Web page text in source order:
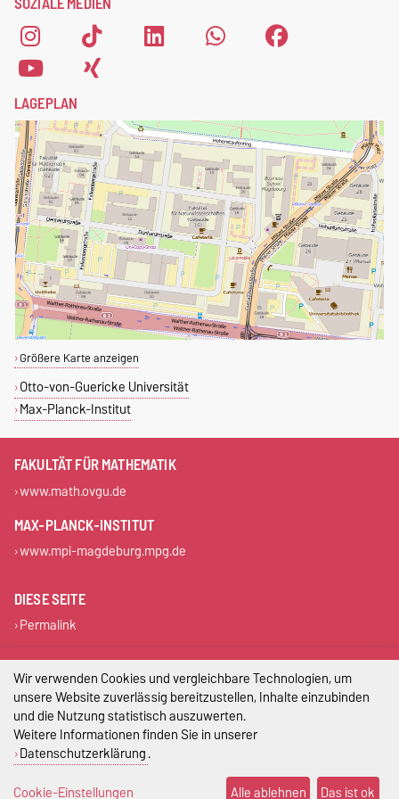
Magdeburg zu registrieren,
fülle einfach das
Anmeldeformular
LAGEPLAN
Größere Karte anzeigen
Otto-von-Guericke Universität
Max-Planck-Institut
FAKULTÄT FÜR MATHEMATIK
www.math.ovgu.de
MAX-PLANCK-INSTITUT
www.mpi-magdeburg.mpg.de
DIESE SEITE
Permalink
Impressum
Datenschutz
Barrierefreiheit
Cookie-Einstellungen
Wir verwenden Cookies und vergleichbare Technologien, um
unsere Website zuverlässig bereitzustellen, Inhalte einzubinden
und die Nutzung statistisch auszuwerten.
Weitere Informationen finden Sie in unserer
Datenschutzerklärung.
Cookie-Einstellungen
Alle ablehnen Das ist ok